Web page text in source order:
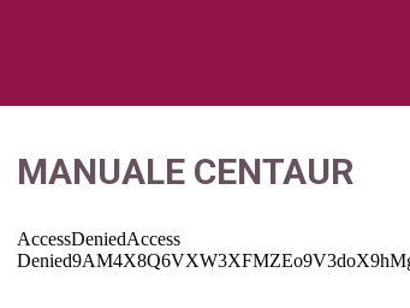
MANUALE CENTAUR